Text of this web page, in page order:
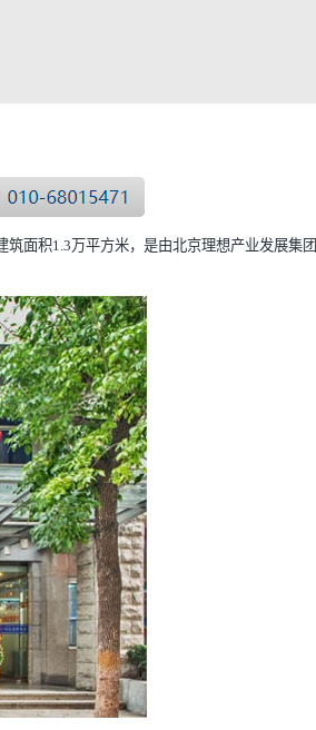
面积1.3万平方米，是由北京理想产业发展集团